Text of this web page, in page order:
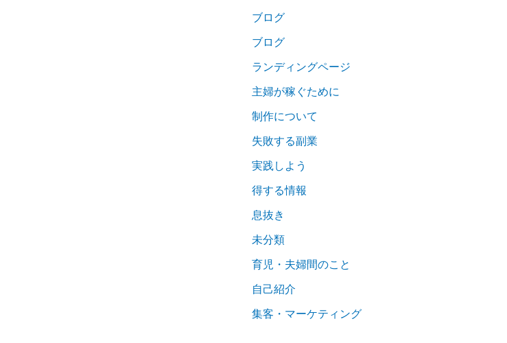
ブログ
ブログ
ランディングページ
主婦が稼ぐために
制作について
失敗する副業
実践しよう
得する情報
息抜き
未分類
育児・夫婦間のこと
自己紹介
集客・マーケティング